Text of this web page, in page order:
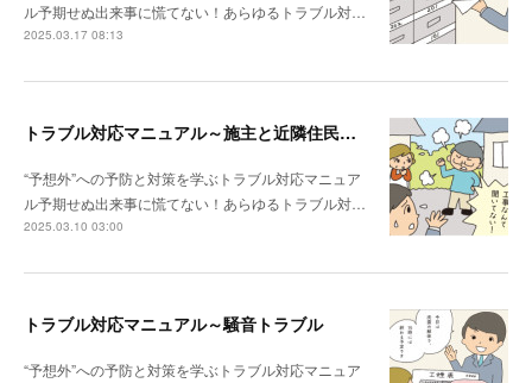
ル予期せぬ出来事に慌てない！あらゆるトラブル対…
2025.03.17 08:13
トラブル対応マニュアル～施主と近隣住民との関係性が悪い場合は？
“予想外”への予防と対策を学ぶトラブル対応マニュア
ル予期せぬ出来事に慌てない！あらゆるトラブル対…
2025.03.10 03:00
トラブル対応マニュアル～騒音トラブル
“予想外”への予防と対策を学ぶトラブル対応マニュア